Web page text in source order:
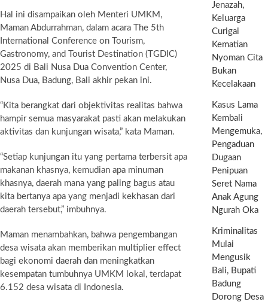
Hal ini disampaikan oleh Menteri UMKM,
Maman Abdurrahman, dalam acara The 5th
International Conference on Tourism,
Gastronomy, and Tourist Destination (TGDIC)
2025 di Bali Nusa Dua Convention Center,
Nusa Dua, Badung, Bali akhir pekan ini.
“Kita berangkat dari objektivitas realitas bahwa
hampir semua masyarakat pasti akan melakukan
aktivitas dan kunjungan wisata,” kata Maman.
“Setiap kunjungan itu yang pertama terbersit apa
makanan khasnya, kemudian apa minuman
khasnya, daerah mana yang paling bagus atau
kita bertanya apa yang menjadi kekhasan dari
daerah tersebut,” imbuhnya.
Maman menambahkan, bahwa pengembangan
desa wisata akan memberikan multiplier effect
bagi ekonomi daerah dan meningkatkan
kesempatan tumbuhnya UMKM lokal, terdapat
6.152 desa wisata di Indonesia.
Jenazah,
Keluarga
Curigai
Kematian
Nyoman Cita
Bukan
Kecelakaan
Kasus Lama
Kembali
Mengemuka,
Pengaduan
Dugaan
Penipuan
Seret Nama
Anak Agung
Ngurah Oka
Kriminalitas
Mulai
Mengusik
Bali, Bupati
Badung
Dorong Desa